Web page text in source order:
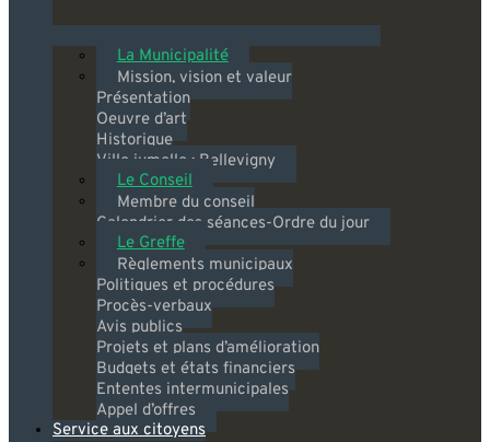
La Municipalité
Mission, vision et valeur
Présentation
Oeuvre d’art
Historique
Ville jumelle : Bellevigny
Le Conseil
Membre du conseil
Calendrier des séances-Ordre du jour
Le Greffe
Règlements municipaux
Politiques et procédures
Procès-verbaux
Avis publics
Projets et plans d’amélioration
Budgets et états financiers
Ententes intermunicipales
Appel d’offres
Service aux citoyens